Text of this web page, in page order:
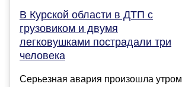
В Курской области в ДТП с
грузовиком и двумя
легковушками пострадали три
человека
Серьезная авария произошла утром